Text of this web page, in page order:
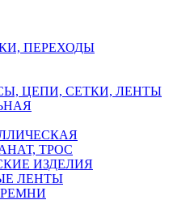
ПЕРЕХОДЫ
ЦЕПИ, СЕТКИ, ЛЕНТЫ
ТРОС
ИЗДЕЛИЯ
ЛЕНТЫ